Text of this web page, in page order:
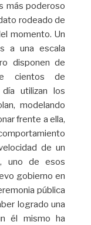
más poderoso
rodeado de
momento. Un
a una escala
disponen de
cientos de
utilizan los
modelando
frente a ella,
de un
uno de esos
gobierno en
pública
logrado una
él mismo ha